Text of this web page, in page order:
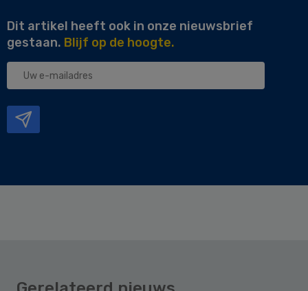
Dit artikel heeft ook in onze nieuwsbrief
gestaan. Blijf op de hoogte.
Uw